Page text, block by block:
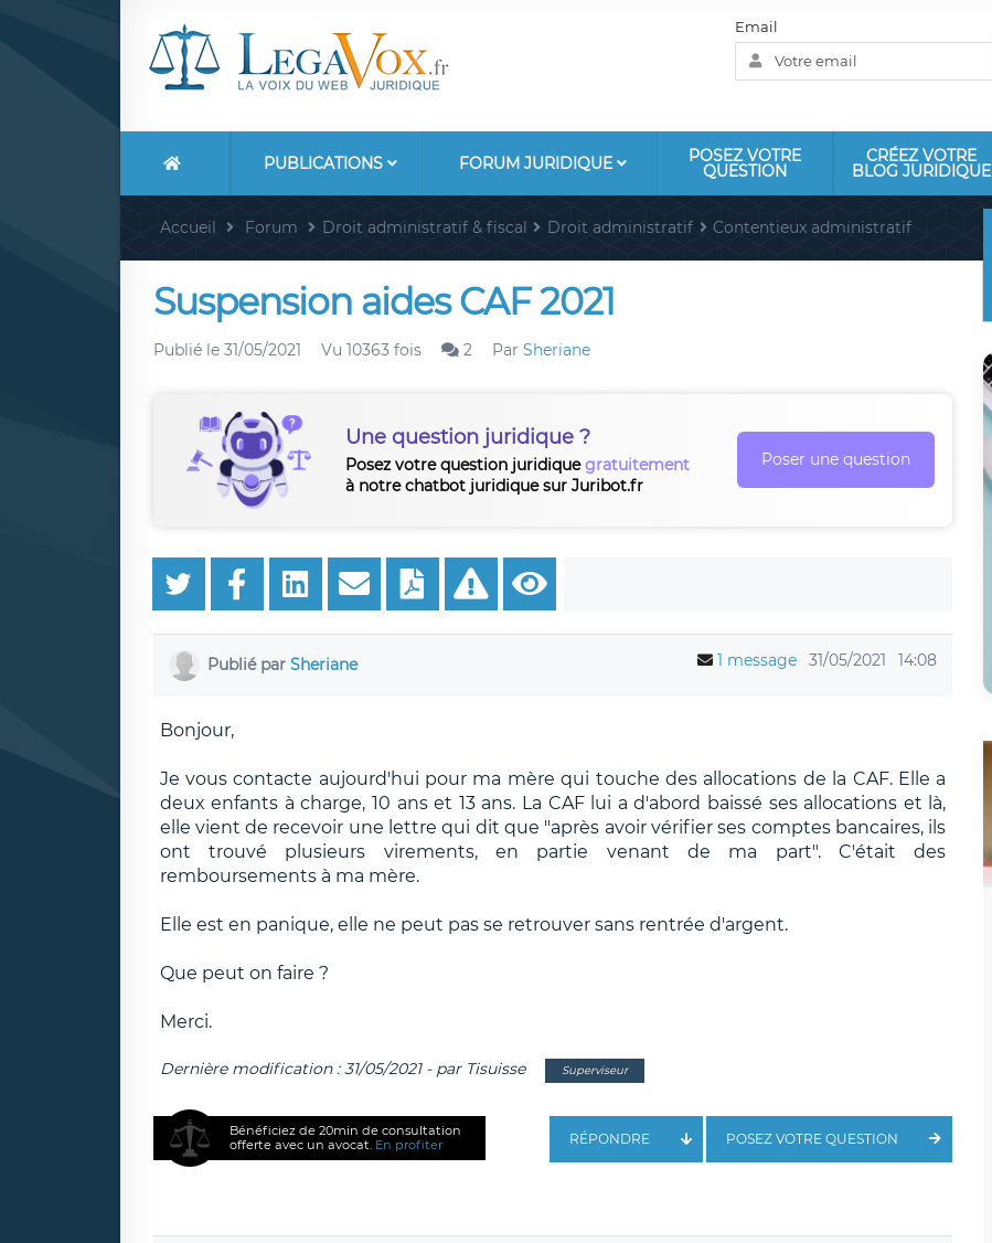
Email
PUBLICATIONS FORUM JURIDIQUE POSEZ VOTRE
QUESTION
CRÉEZ VOTRE
BLOG JURIDIQUE
Accueil Forum Droit administratif & fiscal Droit administratif Contentieux administratif
Suspension aides CAF 2021
Publié le 31/05/2021 Vu 10363 fois 2 Par Sheriane
Une question juridique ?
Posez votre question juridiquegratuitement
à notre chatbot juridique sur Juribot.fr
Poser une question
Publié par Sheriane 1 message 31/05/2021 14:08
Bonjour,
Je vous contacte aujourd'hui pour ma mère qui touche des allocations de la CAF. Elle a
deux enfants à charge, 10 ans et 13 ans. La CAF lui a d'abord baissé ses allocations et là,
elle vient de recevoir une lettre qui dit que "après avoir vérifier ses comptes bancaires, ils
ont trouvé plusieurs virements, en partie venant de ma part". C'était des
remboursements à ma mère.
Elle est en panique, elle ne peut pas se retrouver sans rentrée d'argent.
Que peut on faire ?
Merci.
Dernière modification : 31/05/2021 - par Tisuisse Superviseur
Bénéficiez de 20min de consultation
offerte avec un avocat. En profiter POSEZ VOTRE QUESTION
RÉPONDRE